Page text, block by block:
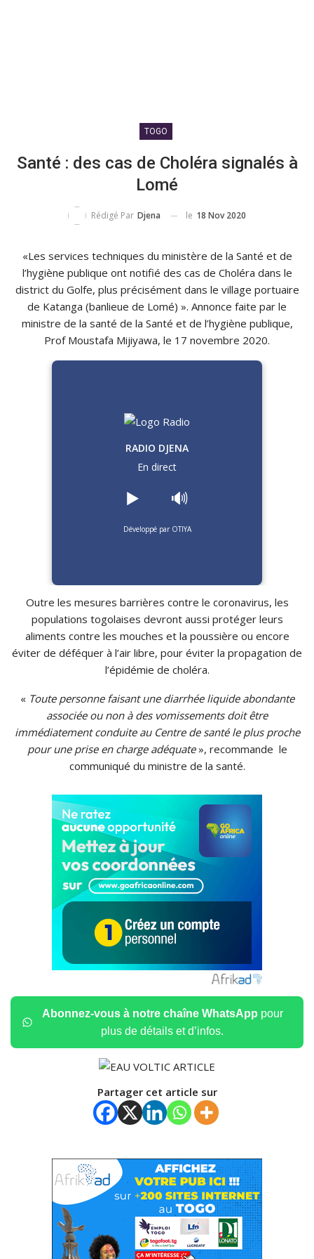
TOGO
Santé : des cas de Choléra signalés à
Lomé
Rédigé Par Djena le 18 Nov 2020
«Les services techniques du ministère de la Santé et de
l’hygiène publique ont notifié des cas de Choléra dans le
district du Golfe, plus précisément dans le village portuaire
de Katanga (banlieue de Lomé) ». Annonce faite par le
ministre de la santé de la Santé et de l’hygiène publique,
Prof Moustafa Mijiyawa, le 17 novembre 2020.
RADIO DJENA
En direct
▶️ 🔊
Développé par OTIYA
Outre les mesures barrières contre le coronavirus, les
populations togolaises devront aussi protéger leurs
aliments contre les mouches et la poussière ou encore
éviter de déféquer à l’air libre, pour éviter la propagation de
l’épidémie de choléra.
« Toute personne faisant une diarrhée liquide abondante
associée ou non à des vomissements doit être
immédiatement conduite au Centre de santé le plus proche
pour une prise en charge adéquate», recommande le
communiqué du ministre de la santé.
Abonnez-vous à notre chaîne WhatsApp pour
plus de détails et d’infos.
Partager cet article sur